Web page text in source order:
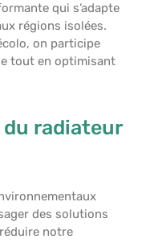
qui s’adapte
régions isolées.
on participe
tout en optimisant
radiateur
des solutions
notre